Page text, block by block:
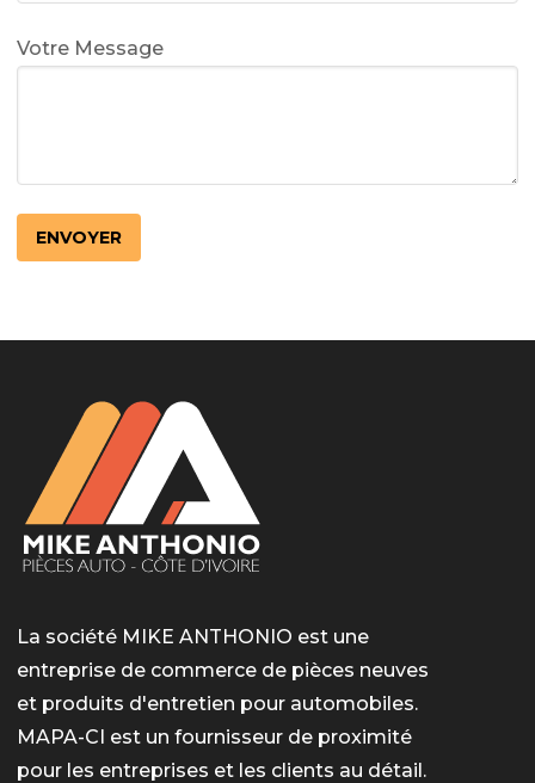
Votre Message
LotoMart
Бай Лото
escort barcelone
https://intimaties.net/es/category/woman-used-
used-panties-es/
eros houston
albanianescort
La société MIKE ANTHONIO est une
entreprise de commerce de pièces neuves
et produits d'entretien pour automobiles.
MAPA-CI est un fournisseur de proximité
pour les entreprises et les clients au détail.